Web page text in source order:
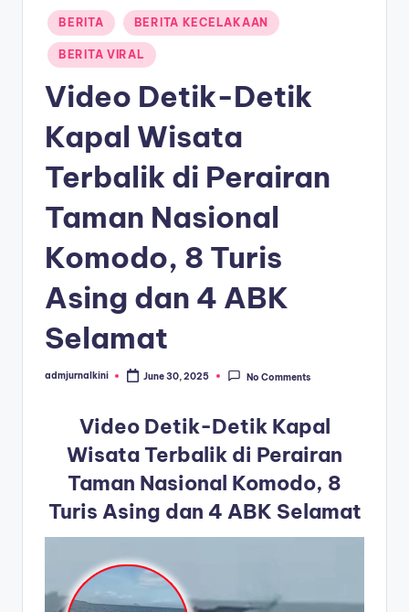
Posted
in
BERITA BERITA KECELAKAAN
BERITA VIRAL
Video Detik-Detik
Kapal Wisata
Terbalik di Perairan
Taman Nasional
Komodo, 8 Turis
Asing dan 4 ABK
Selamat
Posted
admjurnalkini June 30, 2025 No Comments
Video Detik-Detik Kapal
Wisata Terbalik di Perairan
Taman Nasional Komodo, 8
Turis Asing dan 4 ABK Selamat